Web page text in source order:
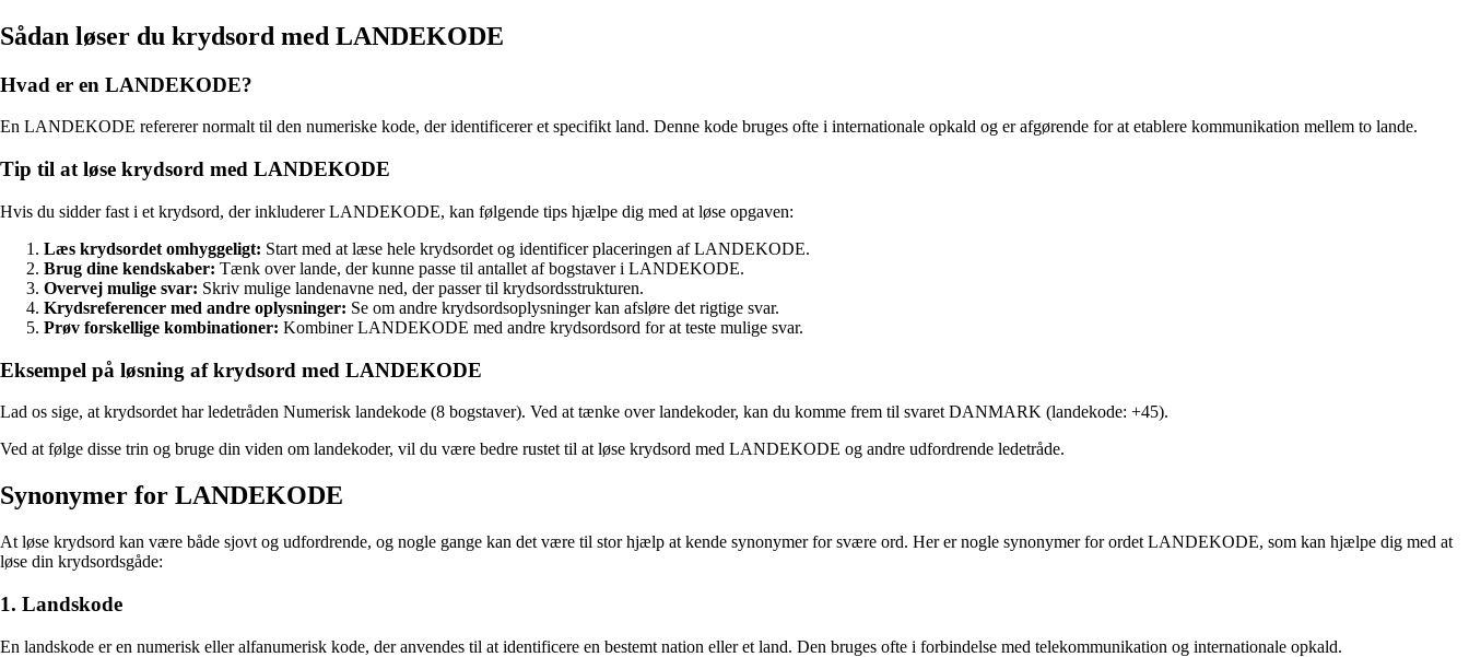
Sådan løser du krydsord med LANDEKODE
Hvad er en LANDEKODE?
En LANDEKODE refererer normalt til den numeriske kode, der identificerer et specifikt land. Denne kode bruges ofte i internationale opkald og er afgørende for at etablere kommunikation mellem to lande.
Tip til at løse krydsord med LANDEKODE
Hvis du sidder fast i et krydsord, der inkluderer LANDEKODE, kan følgende tips hjælpe dig med at løse opgaven:
Læs krydsordet omhyggeligt: Start med at læse hele krydsordet og identificer placeringen af LANDEKODE.
Brug dine kendskaber: Tænk over lande, der kunne passe til antallet af bogstaver i LANDEKODE.
Overvej mulige svar: Skriv mulige landenavne ned, der passer til krydsordsstrukturen.
Krydsreferencer med andre oplysninger: Se om andre krydsordsoplysninger kan afsløre det rigtige svar.
Prøv forskellige kombinationer: Kombiner LANDEKODE med andre krydsordsord for at teste mulige svar.
Eksempel på løsning af krydsord med LANDEKODE
Lad os sige, at krydsordet har ledetråden Numerisk landekode (8 bogstaver). Ved at tænke over landekoder, kan du komme frem til svaret DANMARK (landekode: +45).
Ved at følge disse trin og bruge din viden om landekoder, vil du være bedre rustet til at løse krydsord med LANDEKODE og andre udfordrende ledetråde.
Synonymer for LANDEKODE
At løse krydsord kan være både sjovt og udfordrende, og nogle gange kan det være til stor hjælp at kende synonymer for svære ord. Her er nogle synonymer for ordet LANDEKODE, som kan hjælpe dig med at
løse din krydsordsgåde:
1. Landskode
En landskode er en numerisk eller alfanumerisk kode, der anvendes til at identificere en bestemt nation eller et land. Den bruges ofte i forbindelse med telekommunikation og internationale opkald.